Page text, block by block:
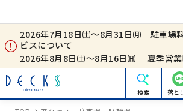
2026年7月18日㈯～8月31日㈪ 駐車場
ビスについて
2026年8月8日㈯～8月16日㈰ 夏季営業
検索 落と